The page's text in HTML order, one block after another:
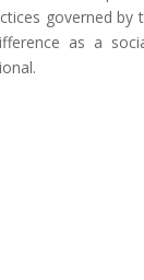
governed by
as a